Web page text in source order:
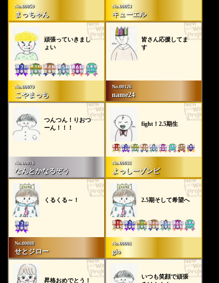
りの方にご配慮いただけますよう、皆様ひとりひとりのご
理解とご協力を何卒宜しくお願い申し上げます。
No.00059
まっちゃん
No.00053
キューエル
頑張っていきまし
ょい
No.00079
こやまっち
皆さん応援してま
す
No.00126
name24
つんつん！りおつ
ーん！！！
No.00076
なんとかなるぞう
fight！2.5期生
No.00031
よっしーゾンビ
くるくる～！
No.00088
せとジロー
2.5期そして希望へ
No.00001
gio
昇格おめでとう！
いつも笑顔で頑張